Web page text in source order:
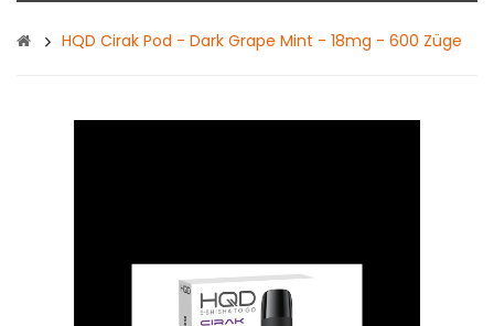
HQD Cirak Pod - Dark Grape Mint - 18mg - 600 Züge